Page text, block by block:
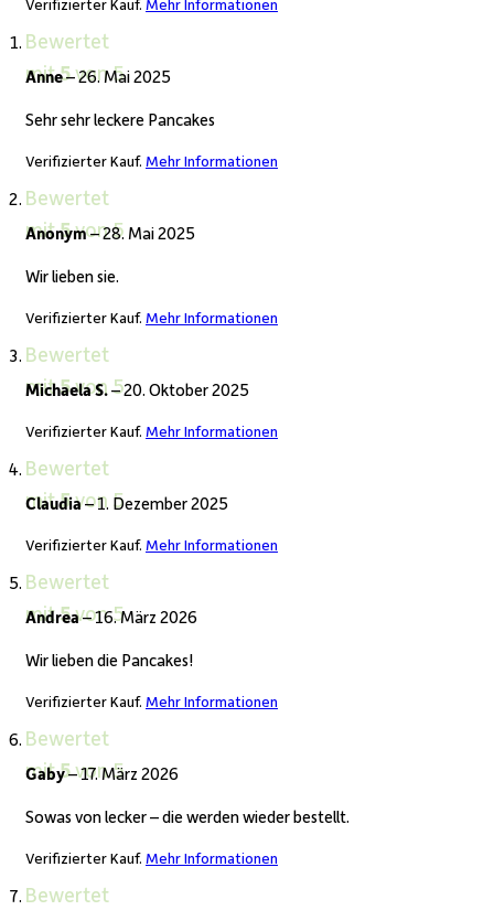
Verifizierter Kauf. Mehr Informationen
Bewertet
mit5von 5
Anne–26. Mai 2025
Sehr sehr leckere Pancakes
Verifizierter Kauf. Mehr Informationen
Bewertet
mit5von 5
Anonym–28. Mai 2025
Wir lieben sie.
Verifizierter Kauf. Mehr Informationen
Bewertet
mit5von 5
Michaela S.–20. Oktober 2025
Verifizierter Kauf. Mehr Informationen
Bewertet
mit5von 5
Claudia–1. Dezember 2025
Verifizierter Kauf. Mehr Informationen
Bewertet
mit5von 5
Andrea–16. März 2026
Wir lieben die Pancakes!
Verifizierter Kauf. Mehr Informationen
Bewertet
mit5von 5
Gaby–17. März 2026
Sowas von lecker – die werden wieder bestellt.
Verifizierter Kauf. Mehr Informationen
Bewertet